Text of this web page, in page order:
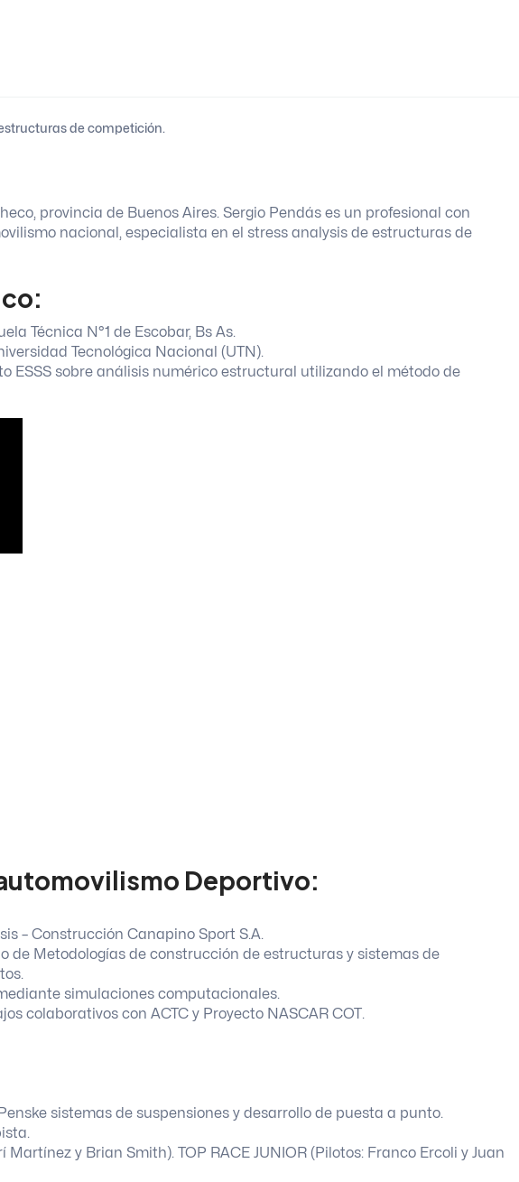
de competición.
provincia de Buenos Aires. Sergio Pendás es un profesional con
nacional, especialista en el stress analysis de estructuras de
Técnica N°1 de Escobar, Bs As.
Tecnológica Nacional (UTN).
ESSS sobre análisis numérico estructural utilizando el método de
Deportivo:
– Construcción Canapino Sport S.A.
de Metodologías de construcción de estructuras y sistemas de
simulaciones computacionales.
colaborativos con ACTC y Proyecto NASCAR COT.
sistemas de suspensiones y desarrollo de puesta a punto.
Martínez y Brian Smith). TOP RACE JUNIOR (Pilotos: Franco Ercoli y Juan